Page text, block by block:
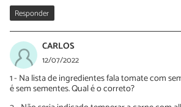
Responder
CARLOS
12/07/2022
1 - Na lista de ingredientes fala tomate com
é sem sementes. Qual é o correto?